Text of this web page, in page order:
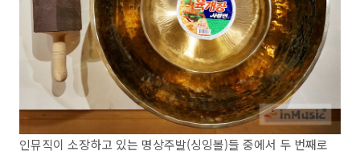
인뮤직이 소장하고 있는 명상주발(싱잉볼)들 중에서 두 번째로